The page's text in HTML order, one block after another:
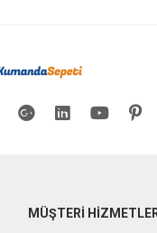
MÜŞTERİ